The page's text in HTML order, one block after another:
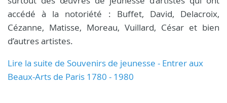
accédé à la notoriété : Buffet, David, Delacroix,
Cézanne, Matisse, Moreau, Vuillard, César et bien
d’autres artistes.
Lire la suite de Souvenirs de jeunesse - Entrer aux
Beaux-Arts de Paris 1780 - 1980